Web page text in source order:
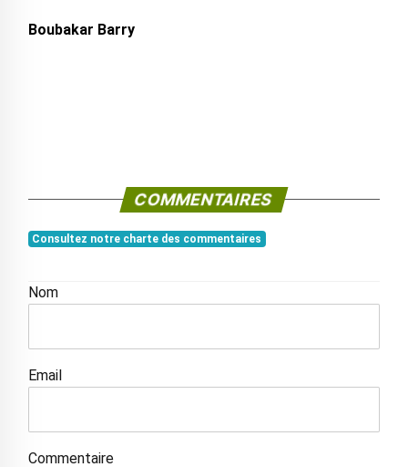
Boubakar Barry
COMMENTAIRES
Consultez notre charte des commentaires
Nom
Email
Commentaire